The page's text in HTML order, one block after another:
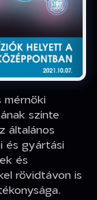
szinte
általános
és gyártási
és
rövidtávon is